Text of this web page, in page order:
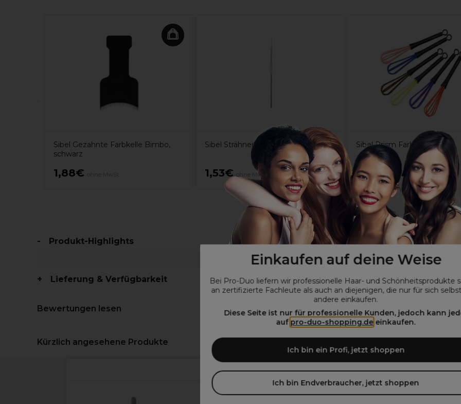
Einkaufen auf deine Weise
Bei Pro-Duo liefern wir professionelle Haar- und Schönheitsprodukte
an zertifizierte Fachleute als auch an diejenigen, die nur für sich
andere einkaufen.
Diese Seite ist nur für professionelle Kunden, jedoch kann
auf pro-duo-shopping.deeinkaufen.
Ich bin ein Profi, jetzt shoppen
Ich bin Endverbraucher, jetzt shoppen
Sibel Gezahnte Farbkelle Bimbo,
schwarz
1,88€
Sibel Strähnen-Nadel 0,6mm
1,53€ ohne MwSt.
Sibel Prism Farbquirls x 6
7,45€ ohne MwSt.
Produkt-Highlights
Lieferung & Verfügbarkeit
Bewertungen lesen
Kürzlich angesehene Produkte